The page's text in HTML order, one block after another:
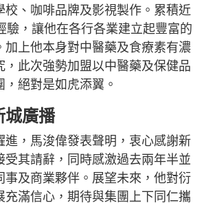
校、咖啡品牌及影視製作。累積近
驗，讓他在各行各業建立起豐富的
加上他本身對中醫藥及食療素有濃
，此次強勢加盟以中醫藥及保健品
絕對是如虎添翼。
城廣播
進，馬浚偉發表聲明，衷心感謝新
受其請辭，同時感激過去兩年半並
事及商業夥伴。展望未來，他對衍
充滿信心，期待與集團上下同仁攜